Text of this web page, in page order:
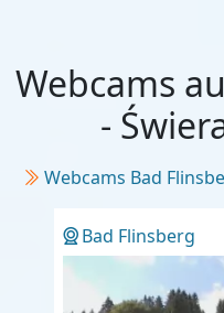
Webcams
-
Webcams Bad
Bad Flinsberg